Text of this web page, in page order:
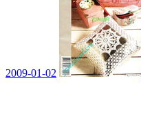
2009-01-02